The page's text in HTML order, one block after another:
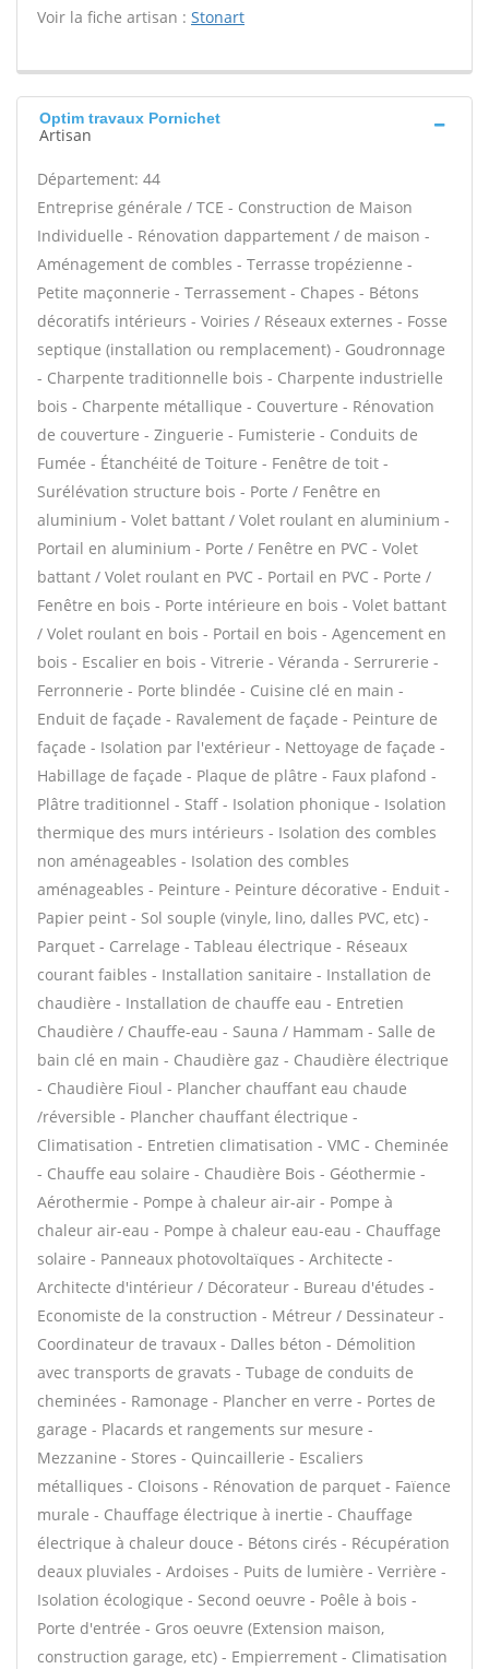
Voir la fiche artisan : Stonart
Optim travaux Pornichet
Artisan
Département: 44
Entreprise générale / TCE - Construction de Maison
Individuelle - Rénovation dappartement / de maison -
Aménagement de combles - Terrasse tropézienne -
Petite maçonnerie - Terrassement - Chapes - Bétons
décoratifs intérieurs - Voiries / Réseaux externes - Fosse
septique (installation ou remplacement) - Goudronnage
- Charpente traditionnelle bois - Charpente industrielle
bois - Charpente métallique - Couverture - Rénovation
de couverture - Zinguerie - Fumisterie - Conduits de
Fumée - Étanchéité de Toiture - Fenêtre de toit -
Surélévation structure bois - Porte / Fenêtre en
aluminium - Volet battant / Volet roulant en aluminium -
Portail en aluminium - Porte / Fenêtre en PVC - Volet
battant / Volet roulant en PVC - Portail en PVC - Porte /
Fenêtre en bois - Porte intérieure en bois - Volet battant
/ Volet roulant en bois - Portail en bois - Agencement en
bois - Escalier en bois - Vitrerie - Véranda - Serrurerie -
Ferronnerie - Porte blindée - Cuisine clé en main -
Enduit de façade - Ravalement de façade - Peinture de
façade - Isolation par l'extérieur - Nettoyage de façade -
Habillage de façade - Plaque de plâtre - Faux plafond -
Plâtre traditionnel - Staff - Isolation phonique - Isolation
thermique des murs intérieurs - Isolation des combles
non aménageables - Isolation des combles
aménageables - Peinture - Peinture décorative - Enduit -
Papier peint - Sol souple (vinyle, lino, dalles PVC, etc) -
Parquet - Carrelage - Tableau électrique - Réseaux
courant faibles - Installation sanitaire - Installation de
chaudière - Installation de chauffe eau - Entretien
Chaudière / Chauffe-eau - Sauna / Hammam - Salle de
bain clé en main - Chaudière gaz - Chaudière électrique
- Chaudière Fioul - Plancher chauffant eau chaude
/réversible - Plancher chauffant électrique -
Climatisation - Entretien climatisation - VMC - Cheminée
- Chauffe eau solaire - Chaudière Bois - Géothermie -
Aérothermie - Pompe à chaleur air-air - Pompe à
chaleur air-eau - Pompe à chaleur eau-eau - Chauffage
solaire - Panneaux photovoltaïques - Architecte -
Architecte d'intérieur / Décorateur - Bureau d'études -
Economiste de la construction - Métreur / Dessinateur -
Coordinateur de travaux - Dalles béton - Démolition
avec transports de gravats - Tubage de conduits de
cheminées - Ramonage - Plancher en verre - Portes de
garage - Placards et rangements sur mesure -
Mezzanine - Stores - Quincaillerie - Escaliers
métalliques - Cloisons - Rénovation de parquet - Faïence
murale - Chauffage électrique à inertie - Chauffage
électrique à chaleur douce - Bétons cirés - Récupération
deaux pluviales - Ardoises - Puits de lumière - Verrière -
Isolation écologique - Second oeuvre - Poêle à bois -
Porte d'entrée - Gros oeuvre (Extension maison,
construction garage, etc) - Empierrement - Climatisation